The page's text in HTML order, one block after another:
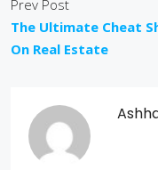
Prev Post
The Ultimate Cheat
On Real Estate